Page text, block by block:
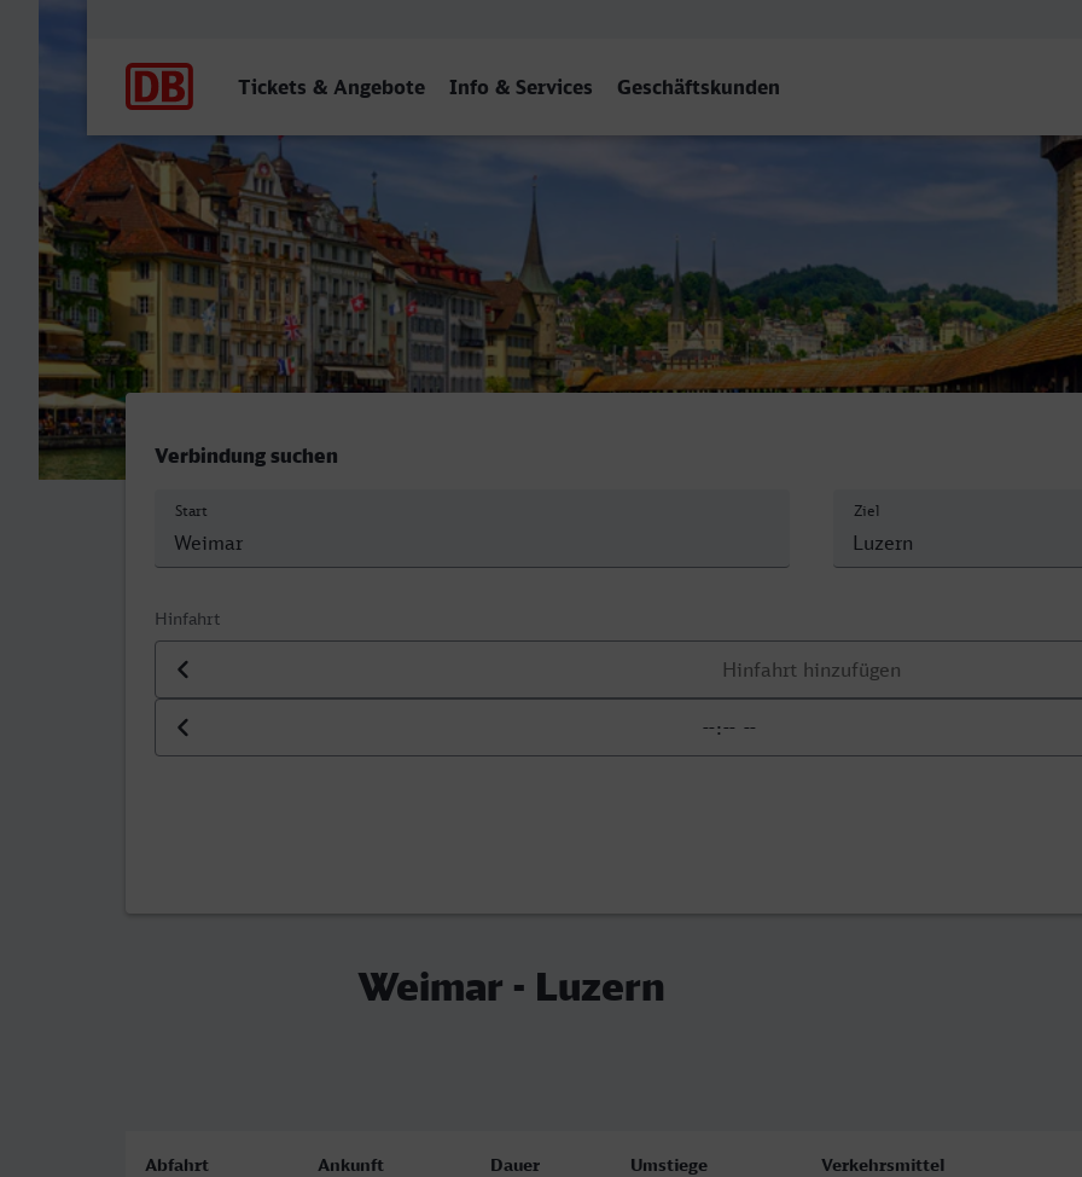
Tickets & Angebote Info & Services Geschäftskunden
Weimar - Luzern
Verbindung suchen
Start Ziel
Hinfahrt
Datum der Hinfahrt
Uhrzeit der Hinfahrt
Weimar - Luzern
Abfahrt Ankunft Dauer Umstiege Verkehrsmittel